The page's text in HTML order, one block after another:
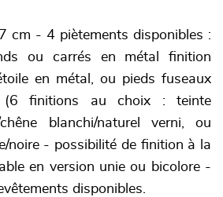
cm - 4 piètements disponibles :
ou carrés en métal finition
en métal, ou pieds fuseaux
(6 finitions au choix : teinte
blanchi/naturel verni, ou
noire - possibilité de finition à la
en version unie ou bicolore -
disponibles.